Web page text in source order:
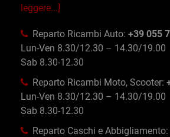
leggere...]
Reparto Ricambi Auto: +39 055
Lun-Ven 8.30/12.30 – 14.30/19.00
Sab 8.30-12.30
Reparto Ricambi Moto, Scooter:
Lun-Ven 8.30/12.30 – 14.30/19.00
Sab 8.30-12.30
Reparto Caschi e Abbigliamento: